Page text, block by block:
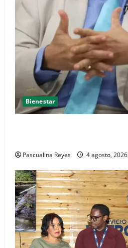
Bienestar
Pascualina Reyes 4 agosto, 2026